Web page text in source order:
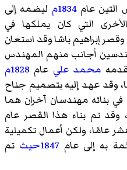
التين عام1834م
ليضمه إلى
التي كان يملكها في
إبراهيم باشا وقد استعان
أجانب منهم المهندس
محمد علي عام 1828م
وقد عهد إليه بتصميم جناح
بنائه مهندسان آخران هما
وقد تم بناء هذا القصر عام
عامًا، ولكن أعمال تكميلية
به إلى عام 1847حيث
تم